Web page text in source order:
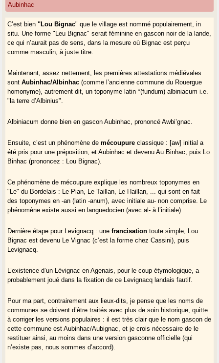
Aubinhac
C’est bien"Lou Bignac" que le village est nommé populairement, in
situ. Une forme "Leu Bignac" serait féminine en gascon noir de la lande,
ce qui n’aurait pas de sens, dans la mesure où Bignac est perçu
comme masculin, à juste titre.
Maintenant, assez nettement, les premières attestations médiévales
sontAubinhac/Albinhac (comme l’ancienne commune du Rouergue
homonyme), autrement dit, un toponyme latin *(fundum) albiniacum i.e.
"la terre d’Albinius".
Albiniacum donne bien en gascon Aubinhac, prononcé Awbi’gnac.
Ensuite, c’est un phénomène demécoupure classique : [aw] initial a
été pris pour une préposition, et Aubinhac et devenu Au Binhac, puis Lo
Binhac (prononcez : Lou Bignac).
Ce phénomène de mécoupure explique les nombreux toponymes en
"Le" du Bordelais : Le Pian, Le Taillan, Le Haillan, ... qui sont en fait
des toponymes en -an (latin -anum), avec initiale au- non comprise. Le
phénomène existe aussi en languedocien (avec al- à l’initiale).
Dernière étape pour Levignacq : unefrancisationtoute simple, Lou
Bignac est devenu Le Vignac (c’est la forme chez Cassini), puis
Levignacq.
L’existence d’un Lévignac en Agenais, pour le coup étymologique, a
probablement joué dans la fixation de ce Levignacq landais fautif.
Pour ma part, contrairement aux lieux-dits, je pense que les noms de
communes se doivent d’être traités avec plus de soin historique, quitte
à corriger les versions populaires : il est très clair que le nom gascon de
cette commune est Aubinhac/Aubignac, et je crois nécessaire de le
restituer ainsi, au moins dans une version gasconne officielle (qui
n’existe pas, nous sommes d’accord).